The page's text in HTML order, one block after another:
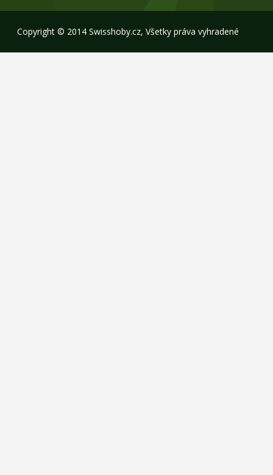
Copyright © 2014 Swisshoby.cz, Všetky práva vyhradené